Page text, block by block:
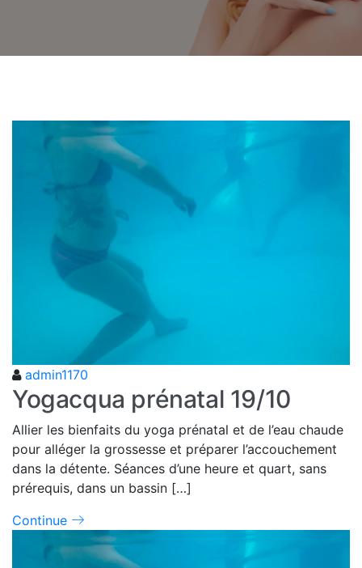
admin1170
Yogacqua prénatal 19/10
Allier les bienfaits du yoga prénatal et de l’eau chaude
pour alléger la grossesse et préparer l’accouchement
dans la détente. Séances d’une heure et quart, sans
prérequis, dans un bassin […]
Continue